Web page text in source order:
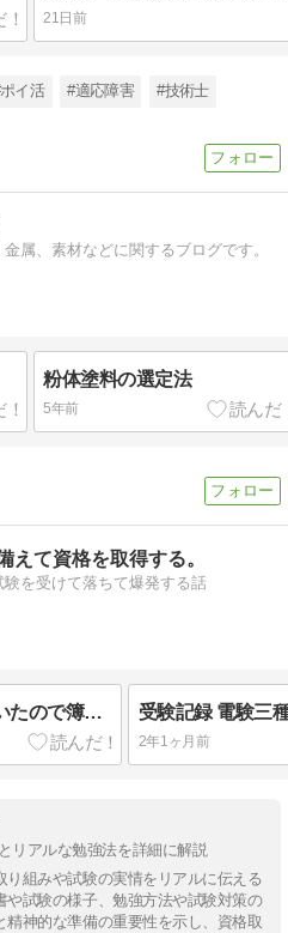
21日前
イ活 #適応障害 #技術士
属、素材などに関するブログです。
粉体塗料の選定法
5年前
えて資格を取得する。
を受けて落ちて爆発する話
いい加減にクリアしてしまいたので簿記2級(CBT) に申し込みをした。 受験記録 電験三
2年1ヶ月前
リアルな勉強法を詳細に解説
組みや試験の実情をリアルに伝える
試験の様子、勉強方法や試験対策の
神的な準備の重要性を示し、資格取